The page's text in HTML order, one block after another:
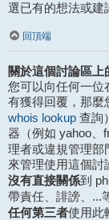
選已有的想法或建
回頂端
關於這個討論區上
您可以向任何一位
有獲得回覆，那麼
whois lookup 查詢
器（例如 yahoo、
理者或違規管理部
來管理使用這個討
沒有直接關係到
帶責任、誹謗、...
任何第三者使用此